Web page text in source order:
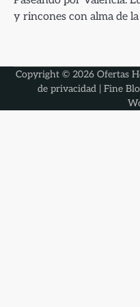
y rincones con alma de
Copyright © 2026 Ofertas
de privacidad| Fine